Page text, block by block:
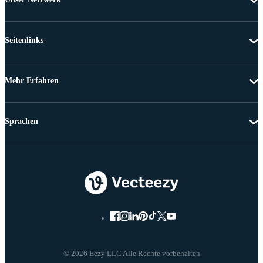
Seitenlinks
Mehr Erfahren
© 2026 Eezy LLC Alle Rechte vorbehalten
Sprachen